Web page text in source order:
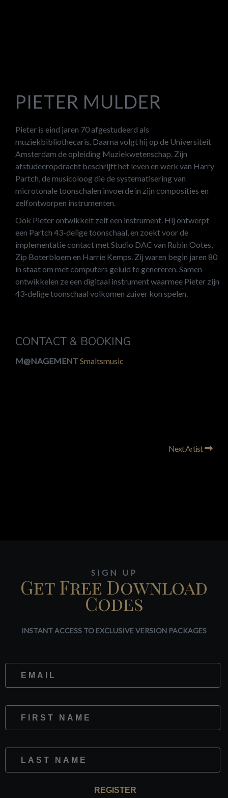
PIETER MULDER
Pieter is eind jaren 70 afgestudeerd als
muziekbibliothecaris. Daarna volgt hij op de Universiteit
Amsterdam de opleiding Muziekwetenschap. Zijn
afstudeeropdracht beschrijft het leven en werk van Harry
Partch, de musicoloog die de systematisering van
microtonale toonschalen invoerde in zijn composities en
zelfontworpen instrumenten.
Ook Pieter ontwikkelt zelf een instrument. Hij ontwerpt
een Partch 43-delige toonschaal, en zoekt voor de
implementatie contact met Studio DAC van Rubin Ootes,
Zip Boterbloem en Harrie Kemps. Zij waren begin jaren 80
in staat om met computers geluid te genereren. Samen
ontwikkelen ze een digitaal instrument waarmee Pieter zijn
43-delige toonschaal volkomen zuiver kon spelen.
CONTACT & BOOKING
M@NAGEMENTSmaltsmusic
Next Artist
SIGN UP
Get Free Download
Codes
INSTANT ACCESS TO EXCLUSIVE VERSION PACKAGES
REGISTER